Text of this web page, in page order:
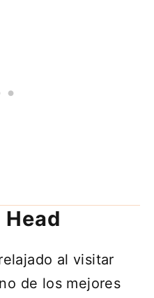
al visitar
de los mejores